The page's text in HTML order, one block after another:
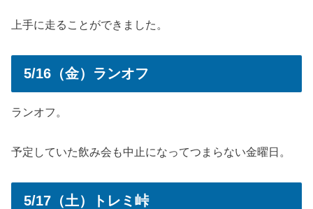
上手に走ることができました。
5/16（金）ランオフ
ランオフ。
予定していた飲み会も中止になってつまらない金曜日。
5/17（土）トレミ峠